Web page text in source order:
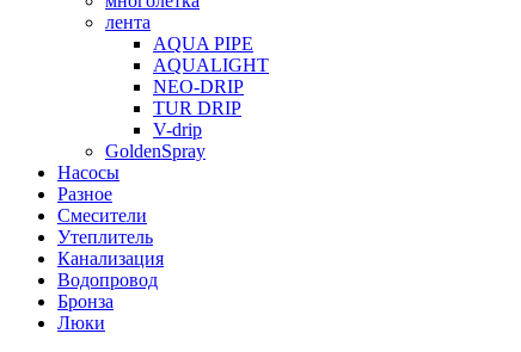
лента
AQUA PIPE
AQUALIGHT
NEO-DRIP
TUR DRIP
V-drip
GoldenSpray
Насосы
Разное
Смесители
Утеплитель
Канализация
Водопровод
Бронза
Люки